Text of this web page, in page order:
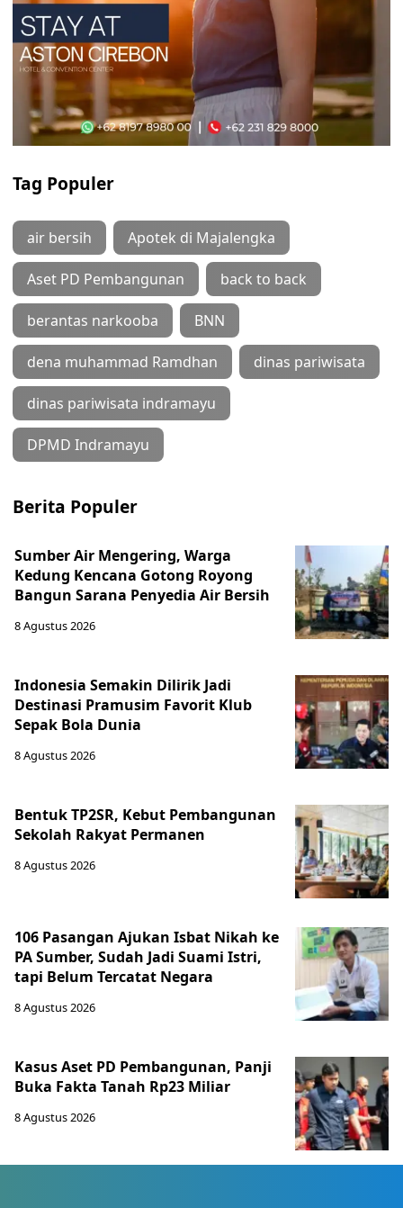
Tag Populer
air bersih Apotek di Majalengka
Aset PD Pembangunan back to back
berantas narkooba BNN
dena muhammad Ramdhan dinas pariwisata
dinas pariwisata indramayu
DPMD Indramayu
Berita Populer
Sumber Air Mengering, Warga
Kedung Kencana Gotong Royong
Bangun Sarana Penyedia Air Bersih
8 Agustus 2026
Indonesia Semakin Dilirik Jadi
Destinasi Pramusim Favorit Klub
Sepak Bola Dunia
8 Agustus 2026
Bentuk TP2SR, Kebut Pembangunan
Sekolah Rakyat Permanen
8 Agustus 2026
106 Pasangan Ajukan Isbat Nikah ke
PA Sumber, Sudah Jadi Suami Istri,
tapi Belum Tercatat Negara
8 Agustus 2026
Kasus Aset PD Pembangunan, Panji
Buka Fakta Tanah Rp23 Miliar
8 Agustus 2026